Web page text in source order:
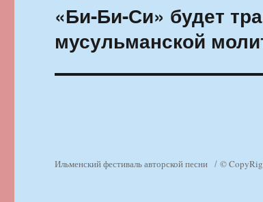
Следующая
«Би-Би-Си» будет
мусульманской
Ильменский фестиваль авторской песни ©